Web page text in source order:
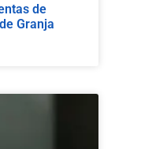
de
Granja